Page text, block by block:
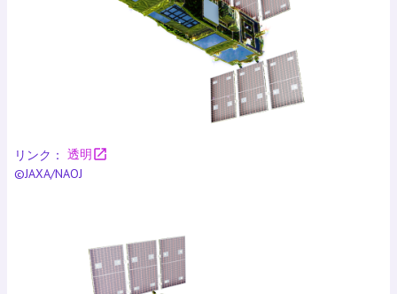
リンク： 透明 open_in_new
©JAXA/NAOJ